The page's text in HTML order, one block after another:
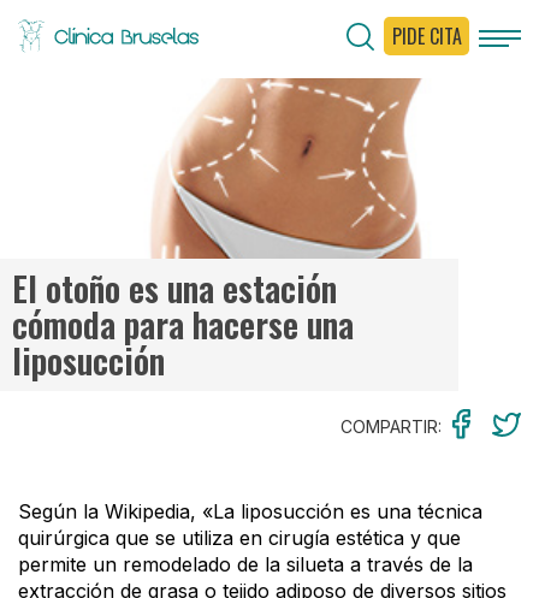
PIDE CITA
El otoño es una estación
cómoda para hacerse una
liposucción
COMPARTIR:
Según la Wikipedia, «La liposucción es una técnica
quirúrgica que se utiliza en cirugía estética y que
permite un remodelado de la silueta a través de la
extracción de grasa o tejido adiposo de diversos sitios